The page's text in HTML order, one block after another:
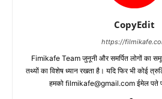
CopyEdit
https://
Fimikafe Team जुनूनी और समर्पित लोगों का
तथ्‍यों का विशेष ध्‍यान रखता है। यदि फिर भी कोई
हमको filmikafe@gmail.com ईमेल पते